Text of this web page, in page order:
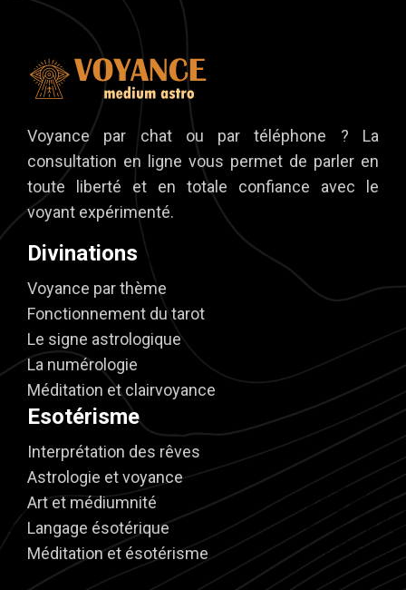
Voyance par chat ou par téléphone ? La
consultation en ligne vous permet de parler en
toute liberté et en totale confiance avec le
voyant expérimenté.
Divinations
Voyance par thème
Fonctionnement du tarot
Le signe astrologique
La numérologie
Méditation et clairvoyance
Esotérisme
Interprétation des rêves
Astrologie et voyance
Art et médiumnité
Langage ésotérique
Méditation et ésotérisme